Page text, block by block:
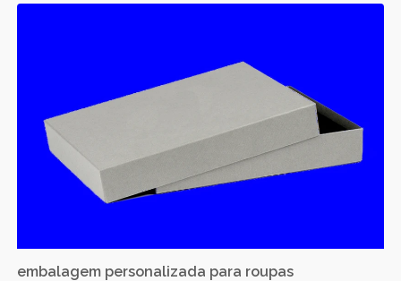
embalagem personalizada para roupas